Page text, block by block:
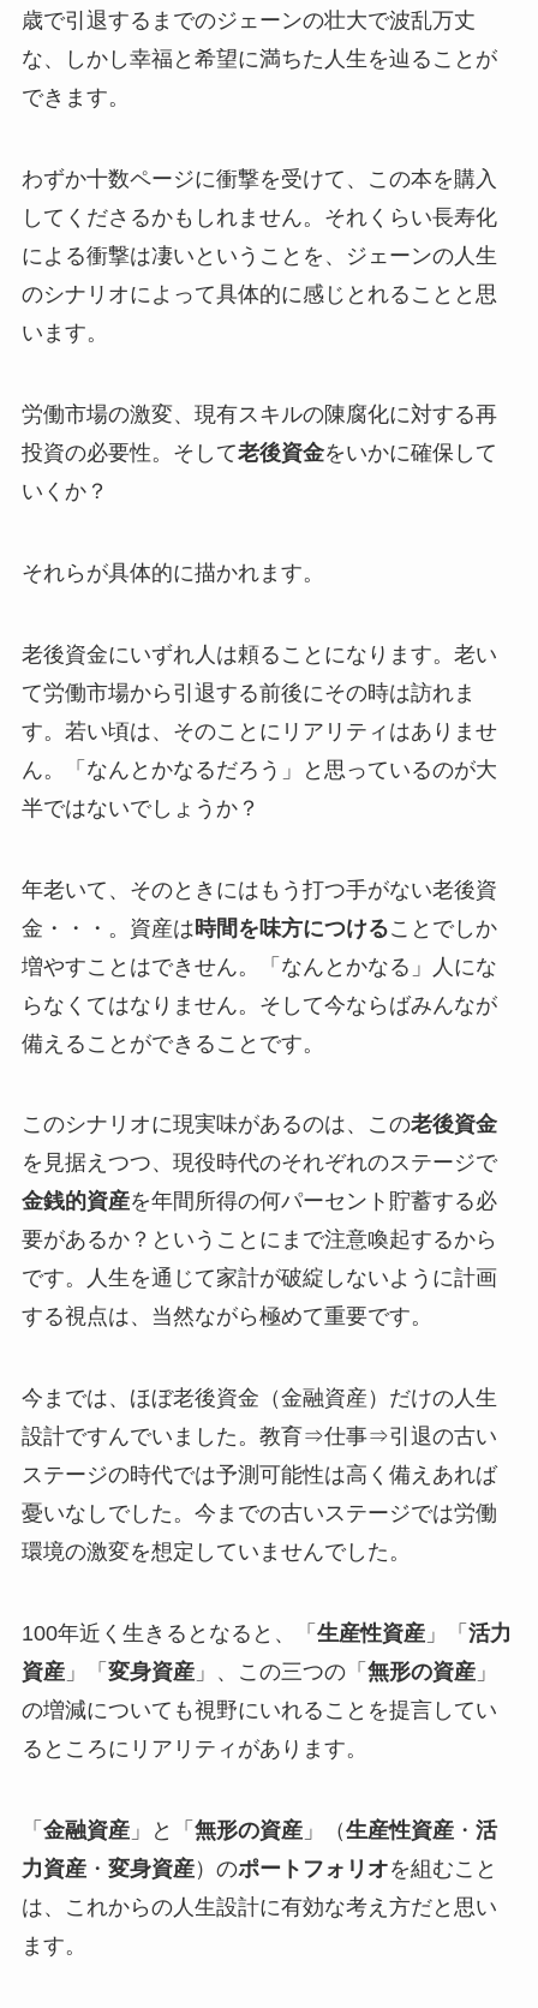
歳で引退するまでのジェーンの壮大で波乱万丈
な、しかし幸福と希望に満ちた人生を辿ることが
できます。
わずか十数ページに衝撃を受けて、この本を購入
してくださるかもしれません。それくらい長寿化
による衝撃は凄いということを、ジェーンの人生
のシナリオによって具体的に感じとれることと思
います。
労働市場の激変、現有スキルの陳腐化に対する再
投資の必要性。そして老後資金をいかに確保して
いくか？
それらが具体的に描かれます。
老後資金にいずれ人は頼ることになります。老い
て労働市場から引退する前後にその時は訪れま
す。若い頃は、そのことにリアリティはありませ
ん。「なんとかなるだろう」と思っているのが大
半ではないでしょうか？
年老いて、そのときにはもう打つ手がない老後資
金・・・。資産は 時間を味方につけることでしか
増やすことはできせん。「なんとかなる」人にな
らなくてはなりません。そして今ならばみんなが
備えることができることです。
このシナリオに現実味があるのは、この老後資金
を見据えつつ、現役時代のそれぞれのステージで
金銭的資産を年間所得の何パーセント貯蓄する必
要があるか？ということにまで注意喚起するから
です。人生を通じて家計が破綻しないように計画
する視点は、当然ながら極めて重要です。
今までは、ほぼ老後資金（金融資産）だけの人生
設計ですんでいました。教育⇒仕事⇒引退の古い
ステージの時代では予測可能性は高く備えあれば
憂いなしでした。今までの古いステージでは労働
環境の激変を想定していませんでした。
100年近く生きるとなると、「 生産性資産」「 活力
資産」「 変身資産」、この三つの「 無形の資産」
の増減についても視野にいれることを提言してい
るところにリアリティがあります。
「 金融資産」と「 無形の資産」（生産性資産・ 活
力資産・ 変身資産）のポートフォリオを組むこと
は、これからの人生設計に有効な考え方だと思い
ます。